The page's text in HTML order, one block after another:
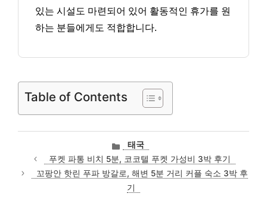
있는 시설도 마련되어 있어 활동적인 휴가를 원
하는 분들에게도 적합합니다.
Table of Contents
카
테
고
리
태국
푸켓 파통 비치 5분, 코코텔 푸켓 가성비 3박 후기
꼬팡안 핫린 푸파 방갈로, 해변 5분 거리 커플 숙소 3박 후
기